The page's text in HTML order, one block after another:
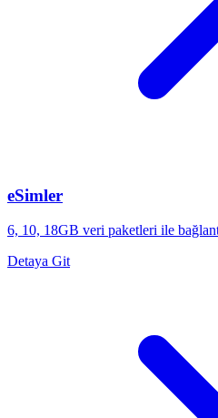
eSimler
6, 10, 18GB veri paketleri ile
Detaya Git